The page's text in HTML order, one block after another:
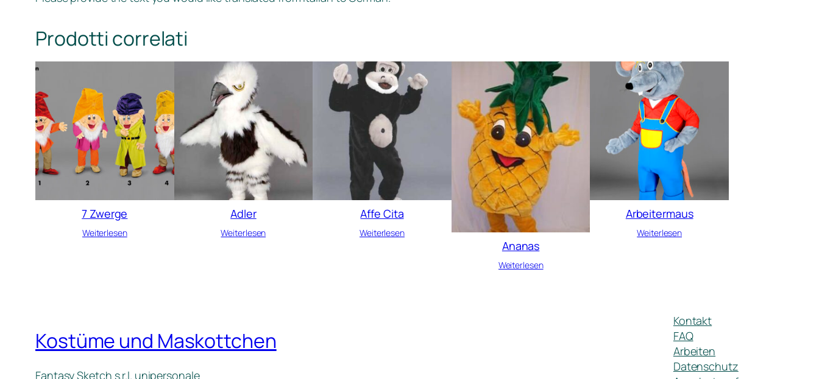
Prodotti correlati
7 Zwerge
Weiterlesen
Adler
Weiterlesen
Affe Cita
Weiterlesen
Ananas
Weiterlesen
Arbeitermaus
Weiterlesen
Kostüme und Maskottchen
Fantasy Sketch s.r.l. unipersonale
Kontakt
FAQ
Arbeiten
Datenschutz